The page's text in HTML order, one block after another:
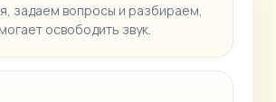
задаем вопросы и разбираем,
освободить звук.